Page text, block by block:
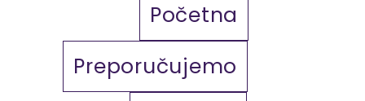
Početna
Preporučujemo